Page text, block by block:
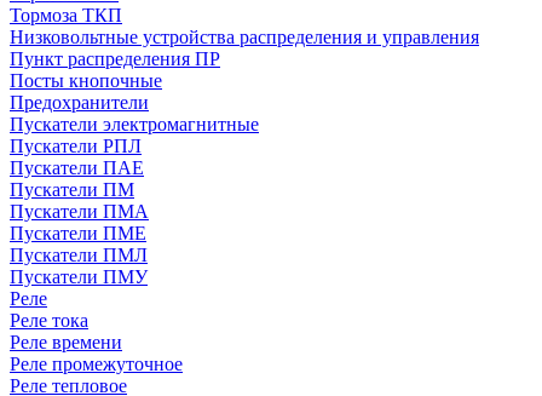
Тормоза ТКП
Низковольтные устройства распределения и управления
Пункт распределения ПР
Посты кнопочные
Предохранители
Пускатели электромагнитные
Пускатели РПЛ
Пускатели ПАЕ
Пускатели ПМ
Пускатели ПМА
Пускатели ПМЕ
Пускатели ПМЛ
Пускатели ПМУ
Реле
Реле тока
Реле времени
Реле промежуточное
Реле тепловое